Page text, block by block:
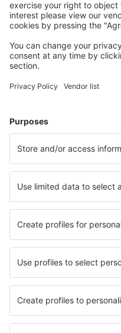
Planifică-ți călătoria
Bilete de avion
Zbor+Hotel
Află mai multe
Companii aeriene
Wizz Air
Ryanair
Lufthansa